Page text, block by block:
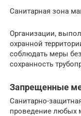
Санитарная зона
Организации,
охранной
соблюдать меры
сохранность
Запрещенные
Санитарно-
проведение любых